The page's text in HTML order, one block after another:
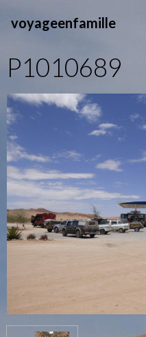
voyageenfamille
P1010689